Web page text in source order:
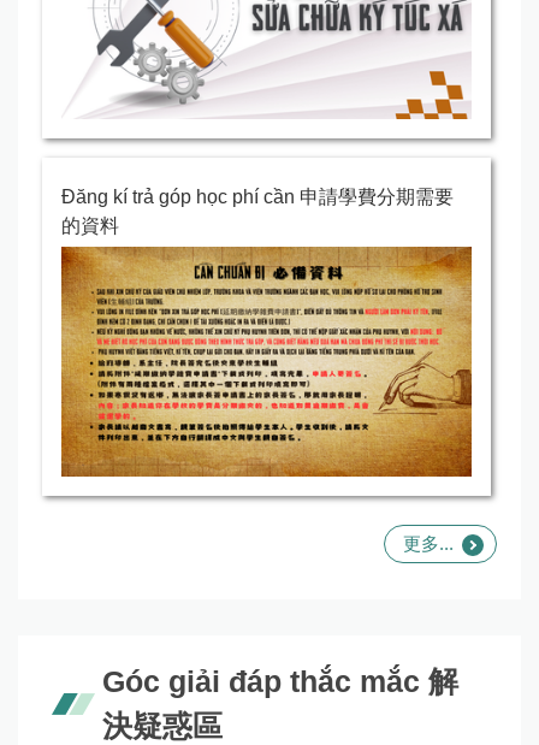
Đăng kí trả góp học phí cần 申請學費分期需要
的資料
更多...
Góc giải đáp thắc mắc 解
決疑惑區